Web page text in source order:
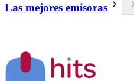
Las mejores emisoras